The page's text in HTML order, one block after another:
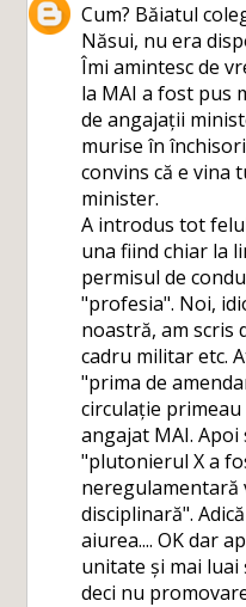
Cum? Băiatul
Năsui, nu era
Îmi amintesc de
la MAI a fost pus
de angajații
murise în
convins că e vina
minister.
A introdus tot
una fiind chiar la
permisul de
"profesia". Noi,
noastră, am scris
cadru militar etc.
"prima de
circulație
angajat MAI.
"plutonierul X a
neregulamentară
disciplinară".
aiurea.... OK dar
unitate și mai
deci nu